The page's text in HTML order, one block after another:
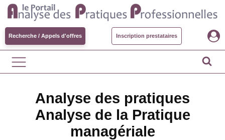
Recherche / Appels d'offres Inscription prestataires
Analyse des pratiques
Analyse de la Pratique
managériale